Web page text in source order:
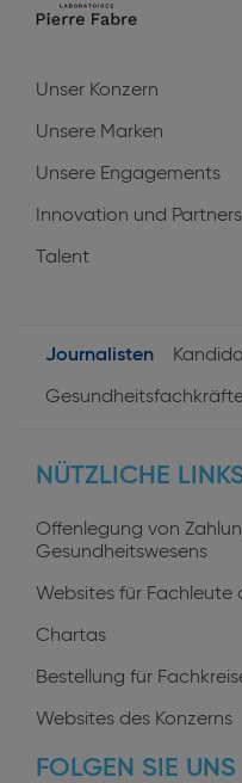
navigation
Unser Konzern
Unsere Marken
Unsere Engagements
Innovation und
Talent
User
Journalisten
NÜTZLICHE
Offenlegung von
Gesundheitswesens
Websites für Fachleute
Chartas
Bestellung für
Websites des Konzerns
FOLGEN SIE UNS